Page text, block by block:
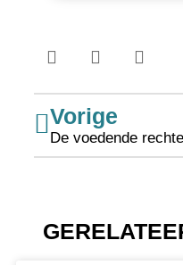
Vorige
De voedende